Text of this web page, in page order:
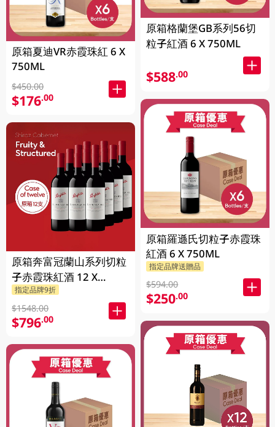
原箱夏迪VR赤霞珠紅 6 X
750ML
$450.00
$176.00
原箱奔富冠蘭山系列切粒
子赤霞珠紅酒 12 X
750ML
指定品牌9折
$1548.00
$796.00
原箱格蘭堡GB系列56切
粒子紅酒 6 X 750ML
$588.00
原箱羅遜氏切粒子赤霞珠
紅酒 6 X 750ML
指定品牌送贈品
$594.00
$250.00